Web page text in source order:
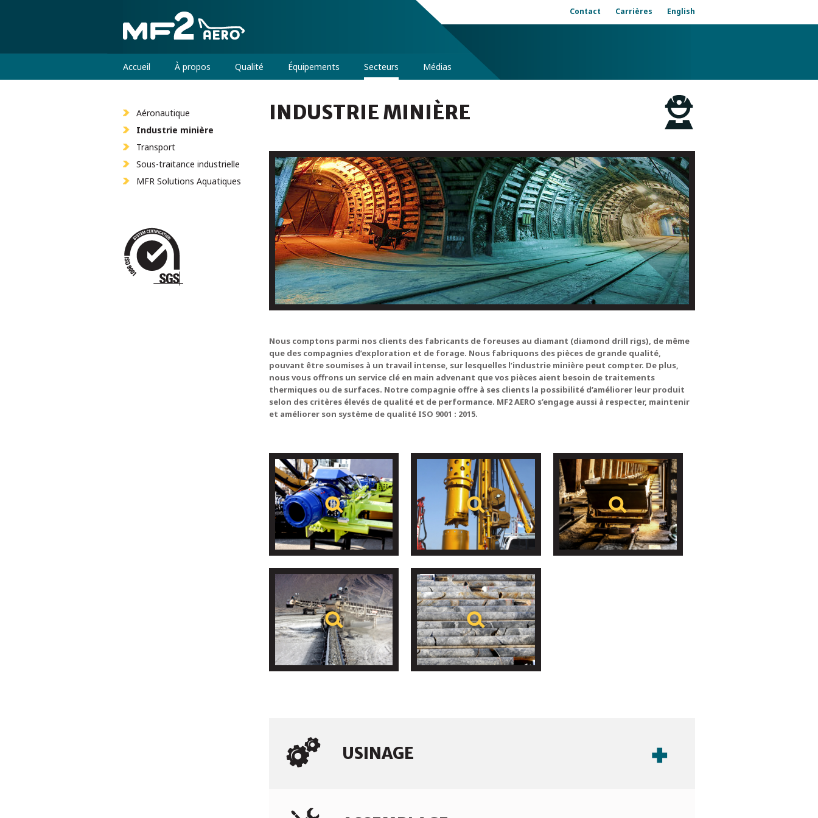
Contact Carrières English
Accueil À propos Qualité Équipements Secteurs Médias
Aéronautique
Industrie minière
Transport
Sous-traitance industrielle
MFR Solutions Aquatiques
INDUSTRIE MINIÈRE
Nous comptons parmi nos clients des fabricants de foreuses au diamant (diamond drill rigs), de même
que des compagnies d’exploration et de forage. Nous fabriquons des pièces de grande qualité,
pouvant être soumises à un travail intense, sur lesquelles l’industrie minière peut compter. De plus,
nous vous offrons un service clé en main advenant que vos pièces aient besoin de traitements
thermiques ou de surfaces. Notre compagnie offre à ses clients la possibilité d’améliorer leur produit
selon des critères élevés de qualité et de performance. MF2 AERO s’engage aussi à respecter, maintenir
et améliorer son système de qualité ISO 9001 : 2015.
USINAGE